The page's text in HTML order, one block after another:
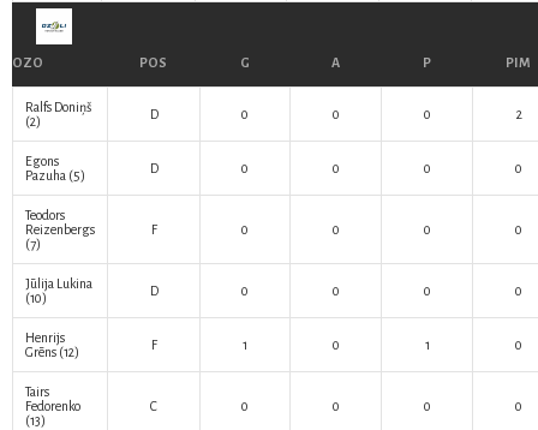
OZO POS G A P PIM
Ralfs Doniņš
(2)
D 0 0 0 2
Egons
Pazuha (5) D 0 0 0 0
Teodors
Reizenbergs
(7)
F 0 0 0 0
Jūlija Lukina
(10)
D 0 0 0 0
Henrijs
Grēns (12) F 1 0 1 0
Tairs
Fedorenko
(13)
C 0 0 0 0